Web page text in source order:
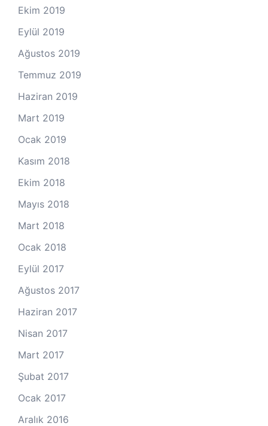
Ekim 2019
Eylül 2019
Ağustos 2019
Temmuz 2019
Haziran 2019
Mart 2019
Ocak 2019
Kasım 2018
Ekim 2018
Mayıs 2018
Mart 2018
Ocak 2018
Eylül 2017
Ağustos 2017
Haziran 2017
Nisan 2017
Mart 2017
Şubat 2017
Ocak 2017
Aralık 2016